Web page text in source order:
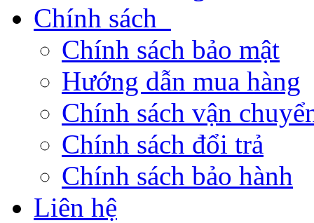
Chính sách
Chính sách bảo mật
Hướng dẫn mua hàng
Chính sách vận
Chính sách đổi trả
Chính sách bảo hành
Liên hệ